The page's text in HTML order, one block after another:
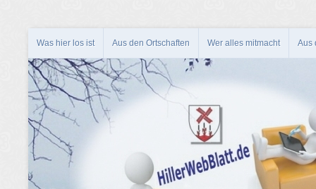
Was hier los ist Aus den Ortschaften Wer alles mitmacht Aus